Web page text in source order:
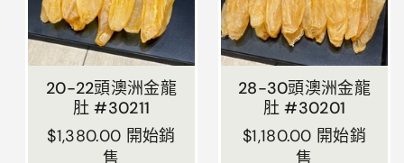
20-22頭澳洲金龍
肚 #30211
正常價格
$1,380.00 開始銷
售
28-30頭澳洲金龍
肚 #30201
正常價格
$1,180.00 開始銷
售